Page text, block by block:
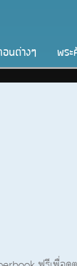
อนต่างๆ พระ